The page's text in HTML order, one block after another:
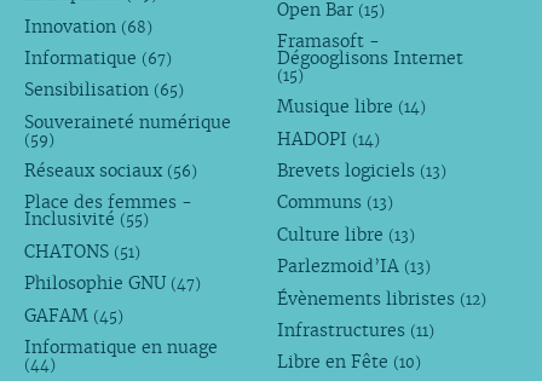
Innovation (68)
Informatique (67)
Sensibilisation (65)
Souveraineté numérique
(59)
Réseaux sociaux (56)
Place des femmes -
Inclusivité (55)
CHATONS (51)
Philosophie GNU (47)
GAFAM (45)
Informatique en nuage
(44)
Open Bar (15)
Framasoft -
Dégooglisons Internet
(15)
Musique libre (14)
HADOPI (14)
Brevets logiciels (13)
Communs (13)
Culture libre (13)
Parlezmoid’IA (13)
Évènements libristes (12)
Infrastructures (11)
Libre en Fête (10)